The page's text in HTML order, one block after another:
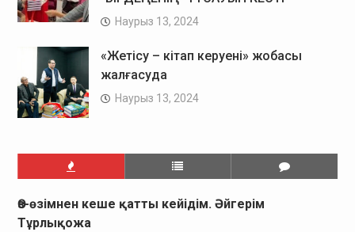
Наурыз 13, 2024
«Жетісу – кітап керуені» жобасы
жалғасуда
Наурыз 13, 2024
Өз-өзімнен кеше қатты кейідім. Әйгерім
Тұрлықожа